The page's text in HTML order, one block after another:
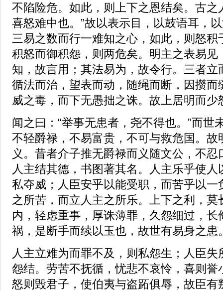
不陷险危。如此，则上下之恩结矣。古之
喜怒难中也。”故以表示目，以鼓语耳，
三易之数而行一难知之心，如此，则怒
积怒而御积怨，则两危矣。明主之表易见
知，故言用；其法易为，故令行。三者立
循法而治，望表而动，随绳而断，因攒而
威之毒，而下无愚拙之诛。故上居明而
闻之曰：“举事无患者，尧不得也。”而世
不轻爵禄，不易富贵，不可与救危国。故
义。昔者介子推无爵禄而义随文公，不
人主结其德，书图著其名。人主乐乎使
私夺威；人臣安乎以能受职，而苦乎以一
之所苦，而立人主之所乐。上下之利，
内，轻虑重事，厚诛薄罪，久怨细过，长
祸，是断手而续以玉也，故世有易身之患
人主立难为而罪不及，则私怨生；人臣
怨结。劳苦不抚循，忧悲不哀怜，喜则誉
怒则毁君子，使伯夷与盗跖俱辱，故臣有